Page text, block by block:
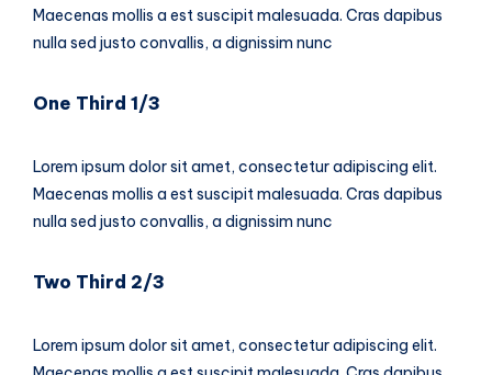
Maecenas mollis a est suscipit malesuada. Cras dapibus
nulla sed justo convallis, a dignissim nunc
One Third 1/3
Lorem ipsum dolor sit amet, consectetur adipiscing elit.
Maecenas mollis a est suscipit malesuada. Cras dapibus
nulla sed justo convallis, a dignissim nunc
Two Third 2/3
Lorem ipsum dolor sit amet, consectetur adipiscing elit.